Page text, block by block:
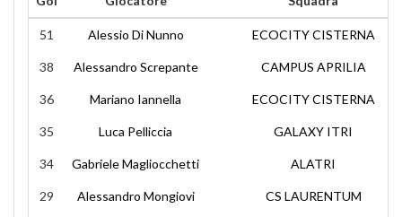
51 Alessio Di Nunno ECOCITY CISTERNA
38 Alessandro Screpante CAMPUS APRILIA
36 Mariano Iannella ECOCITY CISTERNA
35 Luca Pelliccia GALAXY ITRI
34 Gabriele Magliocchetti ALATRI
29 Alessandro Mongiovi CS LAURENTUM